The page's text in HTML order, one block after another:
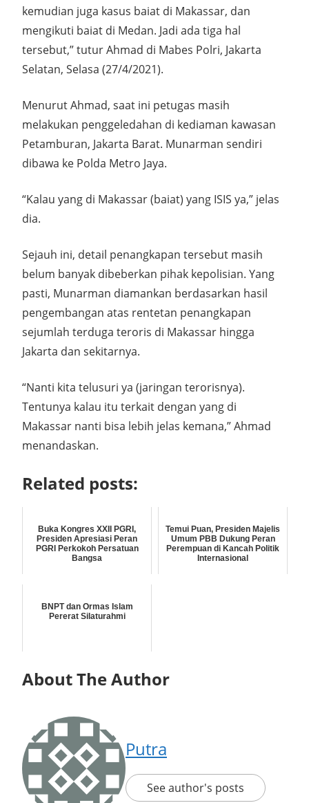
kemudian juga kasus baiat di Makassar, dan
mengikuti baiat di Medan. Jadi ada tiga hal
tersebut,” tutur Ahmad di Mabes Polri, Jakarta
Selatan, Selasa (27/4/2021).
Menurut Ahmad, saat ini petugas masih
melakukan penggeledahan di kediaman kawasan
Petamburan, Jakarta Barat. Munarman sendiri
dibawa ke Polda Metro Jaya.
“Kalau yang di Makassar (baiat) yang ISIS ya,” jelas
dia.
Sejauh ini, detail penangkapan tersebut masih
belum banyak dibeberkan pihak kepolisian. Yang
pasti, Munarman diamankan berdasarkan hasil
pengembangan atas rentetan penangkapan
sejumlah terduga teroris di Makassar hingga
Jakarta dan sekitarnya.
“Nanti kita telusuri ya (jaringan terorisnya).
Tentunya kalau itu terkait dengan yang di
Makassar nanti bisa lebih jelas kemana,” Ahmad
menandaskan.
Related posts:
Buka Kongres XXII PGRI,
Presiden Apresiasi Peran
PGRI Perkokoh Persatuan
Bangsa
Temui Puan, Presiden Majelis
Umum PBB Dukung Peran
Perempuan di Kancah Politik
Internasional
BNPT dan Ormas Islam
Pererat Silaturahmi
About The Author
Putra
See author's posts